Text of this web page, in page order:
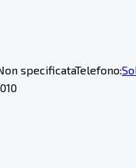
specificataTelefono: